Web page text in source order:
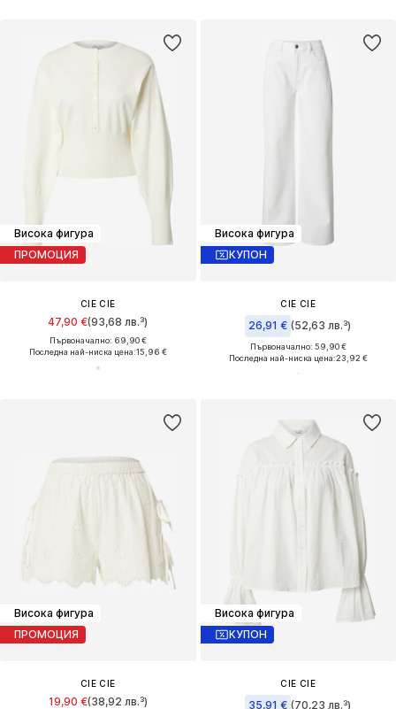
Висока фигура
ПРОМОЦИЯ
CIE CIE
47,90 €(93,68 лв.³)
Първоначално: 69,90 €
Последна най-ниска цена:15,96 €
Висока фигура
КУПОН
CIE CIE
26,91 € (52,63 лв.³)
Първоначално: 59,90 €
Последна най-ниска цена:23,92 €
Висока фигура
ПРОМОЦИЯ
CIE CIE
19,90 €(38,92 лв.³)
Висока фигура
КУПОН
CIE CIE
35,91 € (70,23 лв.³)